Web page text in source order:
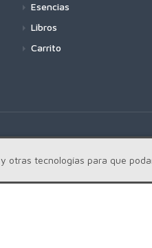
Esencias
Libros
Carrito
otras tecnologías para que